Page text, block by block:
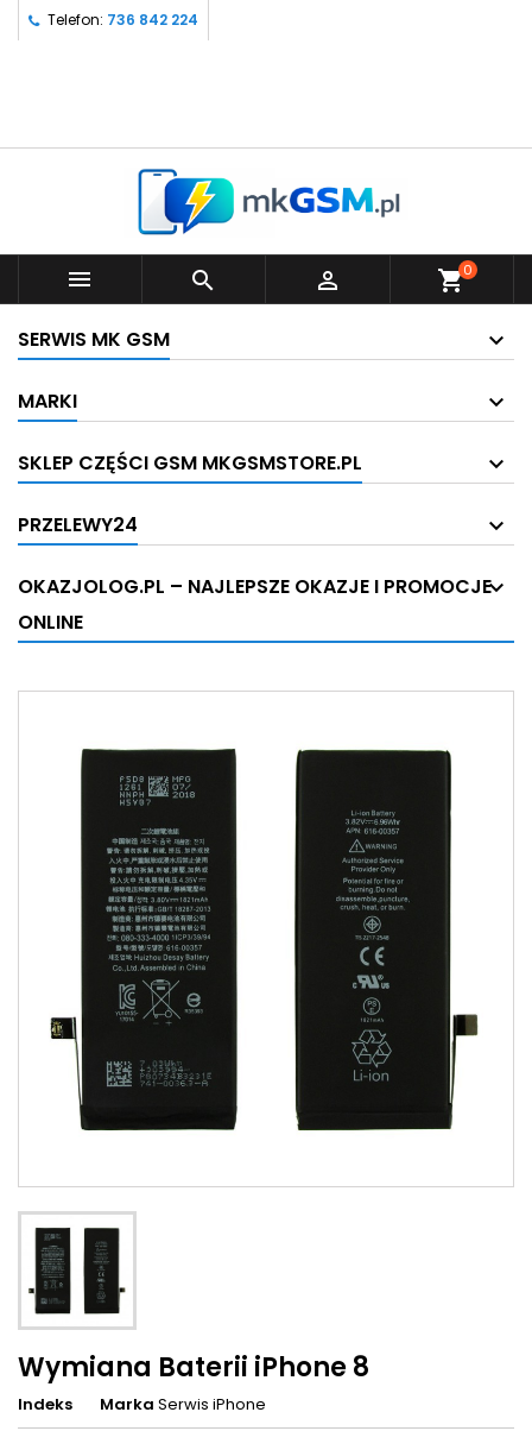
Telefon: 736 842 224
   shopping_cart0
SERWIS MK GSM
MARKI
SKLEP CZĘŚCI GSM MKGSMSTORE.PL
PRZELEWY24
OKAZJOLOG.PL – NAJLEPSZE OKAZJE I PROMOCJE
ONLINE
Wymiana Baterii iPhone 8
Indeks Marka Serwis iPhone